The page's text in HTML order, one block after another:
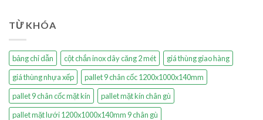
TỪ KHÓA
bảng chỉ dẫn cột chắn inox dây căng 2 mét
giá thùng giao hàng
giá thùng nhựa xếp
pallet 9 chân cốc 1200x1000x140mm
pallet 9 chân cốc mặt kín
pallet mặt kín chân gù
pallet mặt lưới 1200x1000x140mm 9 chân gù